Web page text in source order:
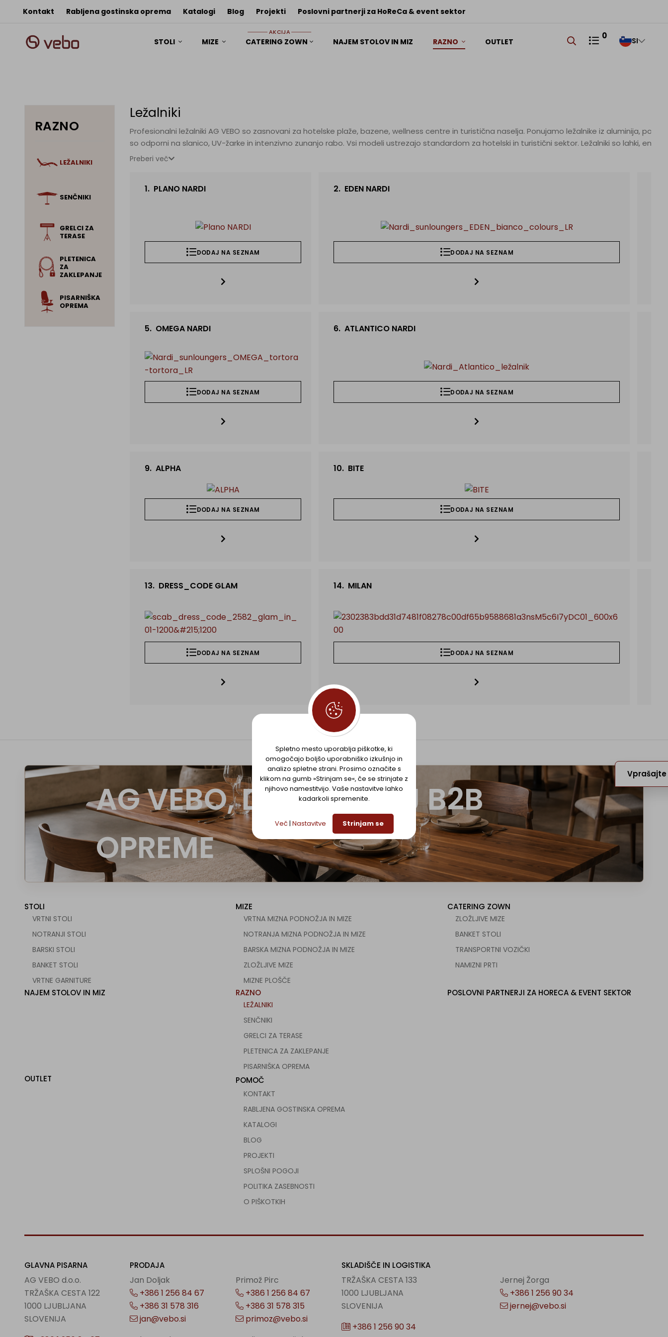
Kontakt Rabljena gostinska oprema Katalogi Blog Projekti Poslovni partnerji za HoReCa & event sektor
STOLI MIZE
AKCIJA
CATERING ZOWN NAJEM STOLOV IN MIZ RAZNO OUTLET
0 SI
RAZNO
LEŽALNIKI
SENČNIKI
GRELCI ZA
TERASE
PLETENICA
ZA
ZAKLEPANJE
PISARNIŠKA
OPREMA
Ležalniki
Profesionalni ležalniki AG VEBO so zasnovani za hotelske plaže, bazene, wellness centre in turistična naselja. Ponujamo ležalnike iz aluminija,
so odporni na slanico, UV-žarke in intenzivno zunanjo rabo. Vsi modeli ustrezajo standardom za hotelski in turistični sektor. Ležalniki so lahki, enostavni za zlaganje in čiščenje. Dostopni v
različnih barvah in z možnostjo blazin po meri. Ležalnike dobavljamo hotelom, resortem, wellness centrom in kampom po vsej Jadransko-Mediteranski regiji. Primerni za hotele vseh
Preberi več
1. PLANO NARDI
DODAJ NA SEZNAM
2. EDEN NARDI
DODAJ NA SEZNAM
5. OMEGA NARDI
DODAJ NA SEZNAM
6. ATLANTICO NARDI
DODAJ NA SEZNAM
9. ALPHA
DODAJ NA SEZNAM
10. BITE
DODAJ NA SEZNAM
13. DRESS_CODE GLAM
DODAJ NA SEZNAM
14. MILAN
DODAJ NA SEZNAM
AG VEBO, DOBAVITELJ B2B
OPREME
STOLI
VRTNI STOLI
NOTRANJI STOLI
BARSKI STOLI
BANKET STOLI
VRTNE GARNITURE
MIZE
VRTNA MIZNA PODNOŽJA IN MIZE
NOTRANJA MIZNA PODNOŽJA IN MIZE
BARSKA MIZNA PODNOŽJA IN MIZE
ZLOŽLJIVE MIZE
MIZNE PLOŠČE
CATERING ZOWN
ZLOŽLJIVE MIZE
BANKET STOLI
TRANSPORTNI VOZIČKI
NAMIZNI PRTI
NAJEM STOLOV IN MIZ RAZNO
LEŽALNIKI
SENČNIKI
GRELCI ZA TERASE
PLETENICA ZA ZAKLEPANJE
PISARNIŠKA OPREMA
POSLOVNI PARTNERJI ZA HORECA & EVENT SEKTOR
OUTLET POMOČ
KONTAKT
RABLJENA GOSTINSKA OPREMA
KATALOGI
BLOG
PROJEKTI
SPLOŠNI POGOJI
POLITIKA ZASEBNOSTI
O PIŠKOTKIH
GLAVNA PISARNA
AG VEBO d.o.o.
TRŽAŠKA CESTA 122
1000 LJUBLJANA
SLOVENIJA
PRODAJA
Jan Doljak
+386 1 256 84 67
+386 31 578 316
jan@vebo.si
Primož Pirc
+386 1 256 84 67
+386 31 578 315
primoz@vebo.si
SKLADIŠČE IN LOGISTIKA
TRŽAŠKA CESTA 133
1000 LJUBLJANA
SLOVENIJA
+386 1 256 90 34
Jernej Žorga
+386 1 256 90 34
jernej@vebo.si
Vprašajte
Spletno mesto uporablja piškotke, ki
omogočajo boljšo uporabniško izkušnjo in
analizo spletne strani. Prosimo označite s
klikom na gumb »Strinjam se«, če se strinjate z
njihovo namestitvijo. Vaše nastavitve lahko
kadarkoli spremenite.
Več | Nastavitve Strinjam se